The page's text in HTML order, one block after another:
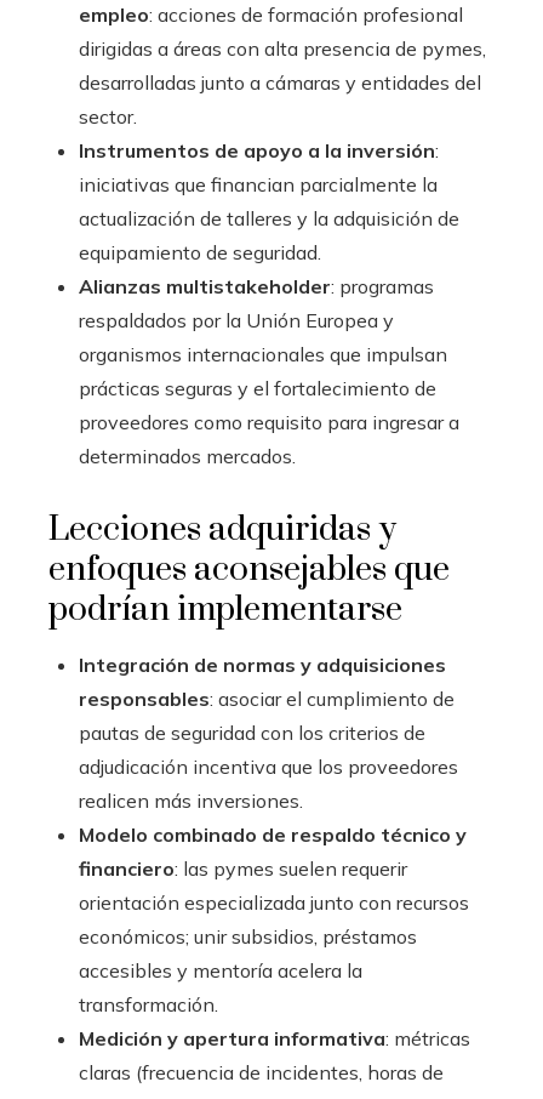
empleo: acciones de formación profesional
dirigidas a áreas con alta presencia de pymes,
desarrolladas junto a cámaras y entidades del
sector.
Instrumentos de apoyo a la inversión:
iniciativas que financian parcialmente la
actualización de talleres y la adquisición de
equipamiento de seguridad.
Alianzas multistakeholder: programas
respaldados por la Unión Europea y
organismos internacionales que impulsan
prácticas seguras y el fortalecimiento de
proveedores como requisito para ingresar a
determinados mercados.
Lecciones adquiridas y
enfoques aconsejables que
podrían implementarse
Integración de normas y adquisiciones
responsables: asociar el cumplimiento de
pautas de seguridad con los criterios de
adjudicación incentiva que los proveedores
realicen más inversiones.
Modelo combinado de respaldo técnico y
financiero: las pymes suelen requerir
orientación especializada junto con recursos
económicos; unir subsidios, préstamos
accesibles y mentoría acelera la
transformación.
Medición y apertura informativa: métricas
claras (frecuencia de incidentes, horas de